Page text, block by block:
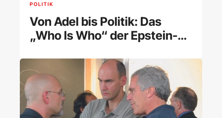
POLITIK
Von Adel bis Politik: Das
„Who Is Who“ der Epstein-